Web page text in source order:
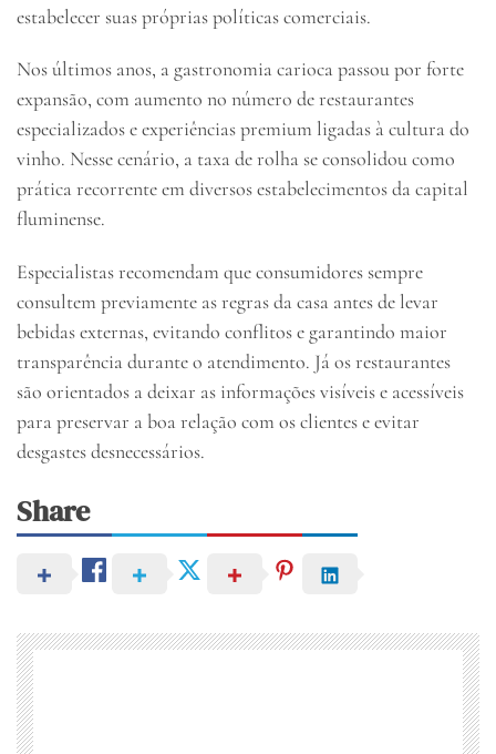
estabelecer suas próprias políticas comerciais.
Nos últimos anos, a gastronomia carioca passou por forte
expansão, com aumento no número de restaurantes
especializados e experiências premium ligadas à cultura do
vinho. Nesse cenário, a taxa de rolha se consolidou como
prática recorrente em diversos estabelecimentos da capital
fluminense.
Especialistas recomendam que consumidores sempre
consultem previamente as regras da casa antes de levar
bebidas externas, evitando conflitos e garantindo maior
transparência durante o atendimento. Já os restaurantes
são orientados a deixar as informações visíveis e acessíveis
para preservar a boa relação com os clientes e evitar
desgastes desnecessários.
Share